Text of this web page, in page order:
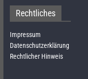
Rechtliches
Impressum
Datenschutzerklärung
Rechtlicher Hinweis